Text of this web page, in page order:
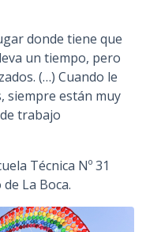
donde tiene que
un tiempo, pero
(…) Cuando le
siempre están muy
trabajo
Técnica Nº 31
La Boca.